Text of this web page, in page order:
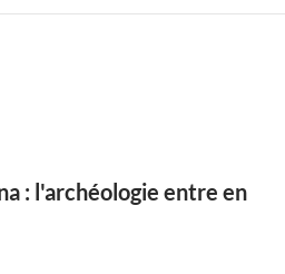
: l'archéologie entre en